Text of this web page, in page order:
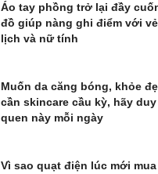
Áo tay phồng trở lại đầy
đồ giúp nàng ghi điểm với
lịch và nữ tính
Muốn da căng bóng, khỏe
cần skincare cầu kỳ, hãy
quen này mỗi ngày
Vì sao quạt điện lúc mới